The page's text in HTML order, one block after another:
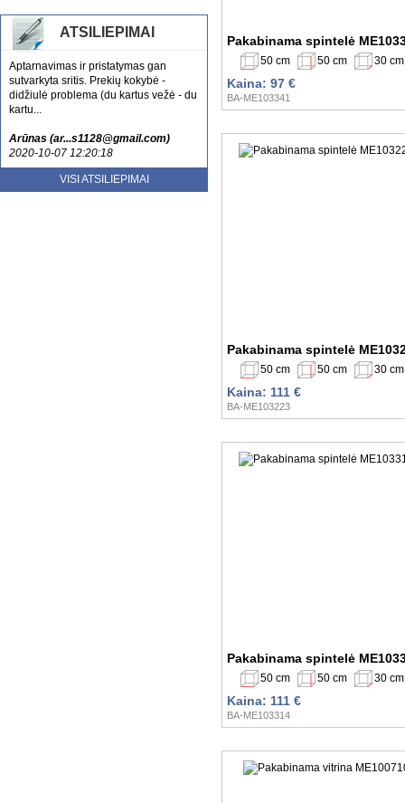
ATSILIEPIMAI
Esu patenkinta jusu aptarnavimu ir
kokybe. Tikrai rekomenduoju
Aptarnavimas ir pristatymas gan
sutvarkyta sritis. Prekių kokybė -
didžiulė problema (du kartus vežė - du
kartu...
Arūnas (ar...s1128@gmail.com)
2020-10-07 12:20:18
VISI ATSILIEPIMAI
Pakabinama spintelė
50 cm 50 cm 30 cm
Kaina: 97 €
BA-ME103341
Pakabinama spintelė
50 cm 50 cm 30 cm
Kaina: 111 €
BA-ME103223
Pakabinama spintelė
50 cm 50 cm 30 cm
Kaina: 111 €
BA-ME103314